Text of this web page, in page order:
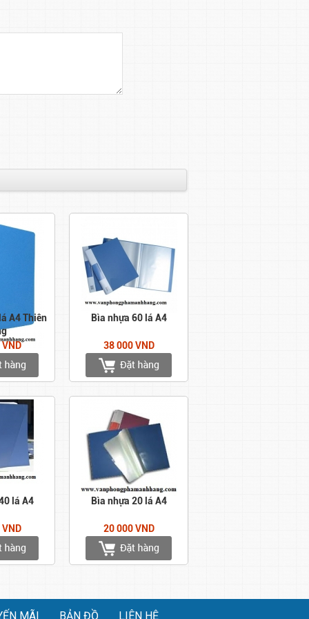
A4 Thiên
Bìa nhựa 60 lá A4
38 000 VND
lá A4 Bìa nhựa 20 lá A4
20 000 VND
MÃI BẢN ĐỒ LIÊN HỆ